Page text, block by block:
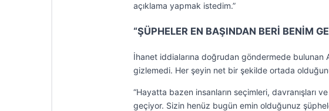
açıklama yapmak istedim.”
“ŞÜPHELER EN BAŞINDAN BERİ BENİM
İhanet iddialarına doğrudan göndermede bulunan
gizlemedi. Her şeyin net bir şekilde ortada
“Hayatta bazen insanların seçimleri, davranışları
geçiyor. Sizin henüz bugün emin olduğunuz